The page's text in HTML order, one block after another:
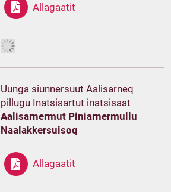
Allagaatit
Uunga siunnersuut Aalisarneq
pillugu Inatsisartut inatsisaat
Aalisarnermut Piniarnermullu
Naalakkersuisoq
Allagaatit